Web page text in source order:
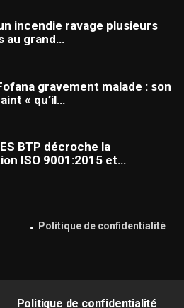
incendie ravage plusieurs
au grand…
gravement malade : son
« qu’il…
BTP décroche la
ISO 9001:2015 et…
Politique de confidentialité
Politique de confidentialité